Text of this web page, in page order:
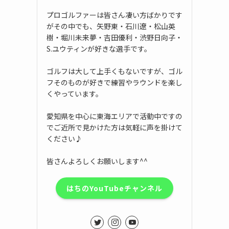
プロゴルファーは皆さん凄い方ばかりです
がその中でも、矢野東・石川遼・松山英
樹・堀川未来夢・吉田優利・渋野日向子・
S.ユウティンが好きな選手です。
ゴルフは大して上手くもないですが、ゴル
フそのものが好きで練習やラウンドを楽し
くやっています。
愛知県を中心に東海エリアで活動中ですの
でご近所で見かけた方は気軽に声を掛けて
ください♪
皆さんよろしくお願いします^^
はちのYouTubeチャンネル